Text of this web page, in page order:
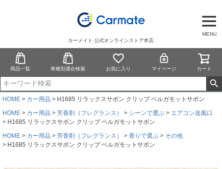
MENU
カーメイト 公式オンラインストア本店
商品一覧 車種別適合検索 お気に入り マイページ カート
HOME カー用品
H1685 リラックスサボン クリップ ベルガモットサボン
HOME
カー用品 芳香剤（フレグランス） シーンで選ぶ
エアコン送風口
H1685 リラックスサボン クリップ ベルガモットサボン
HOME
カー用品 芳香剤（フレグランス） 香りで選ぶ
その他
H1685 リラックスサボン クリップ ベルガモットサボン